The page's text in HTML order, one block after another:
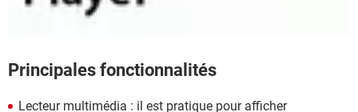
Principales fonctionnalités
Lecteur multimédia : il est pratique pour afficher